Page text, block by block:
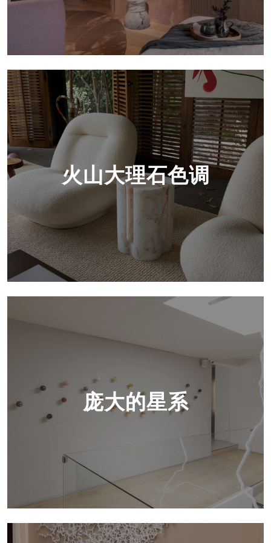
火山大理石色调
庞大的星系